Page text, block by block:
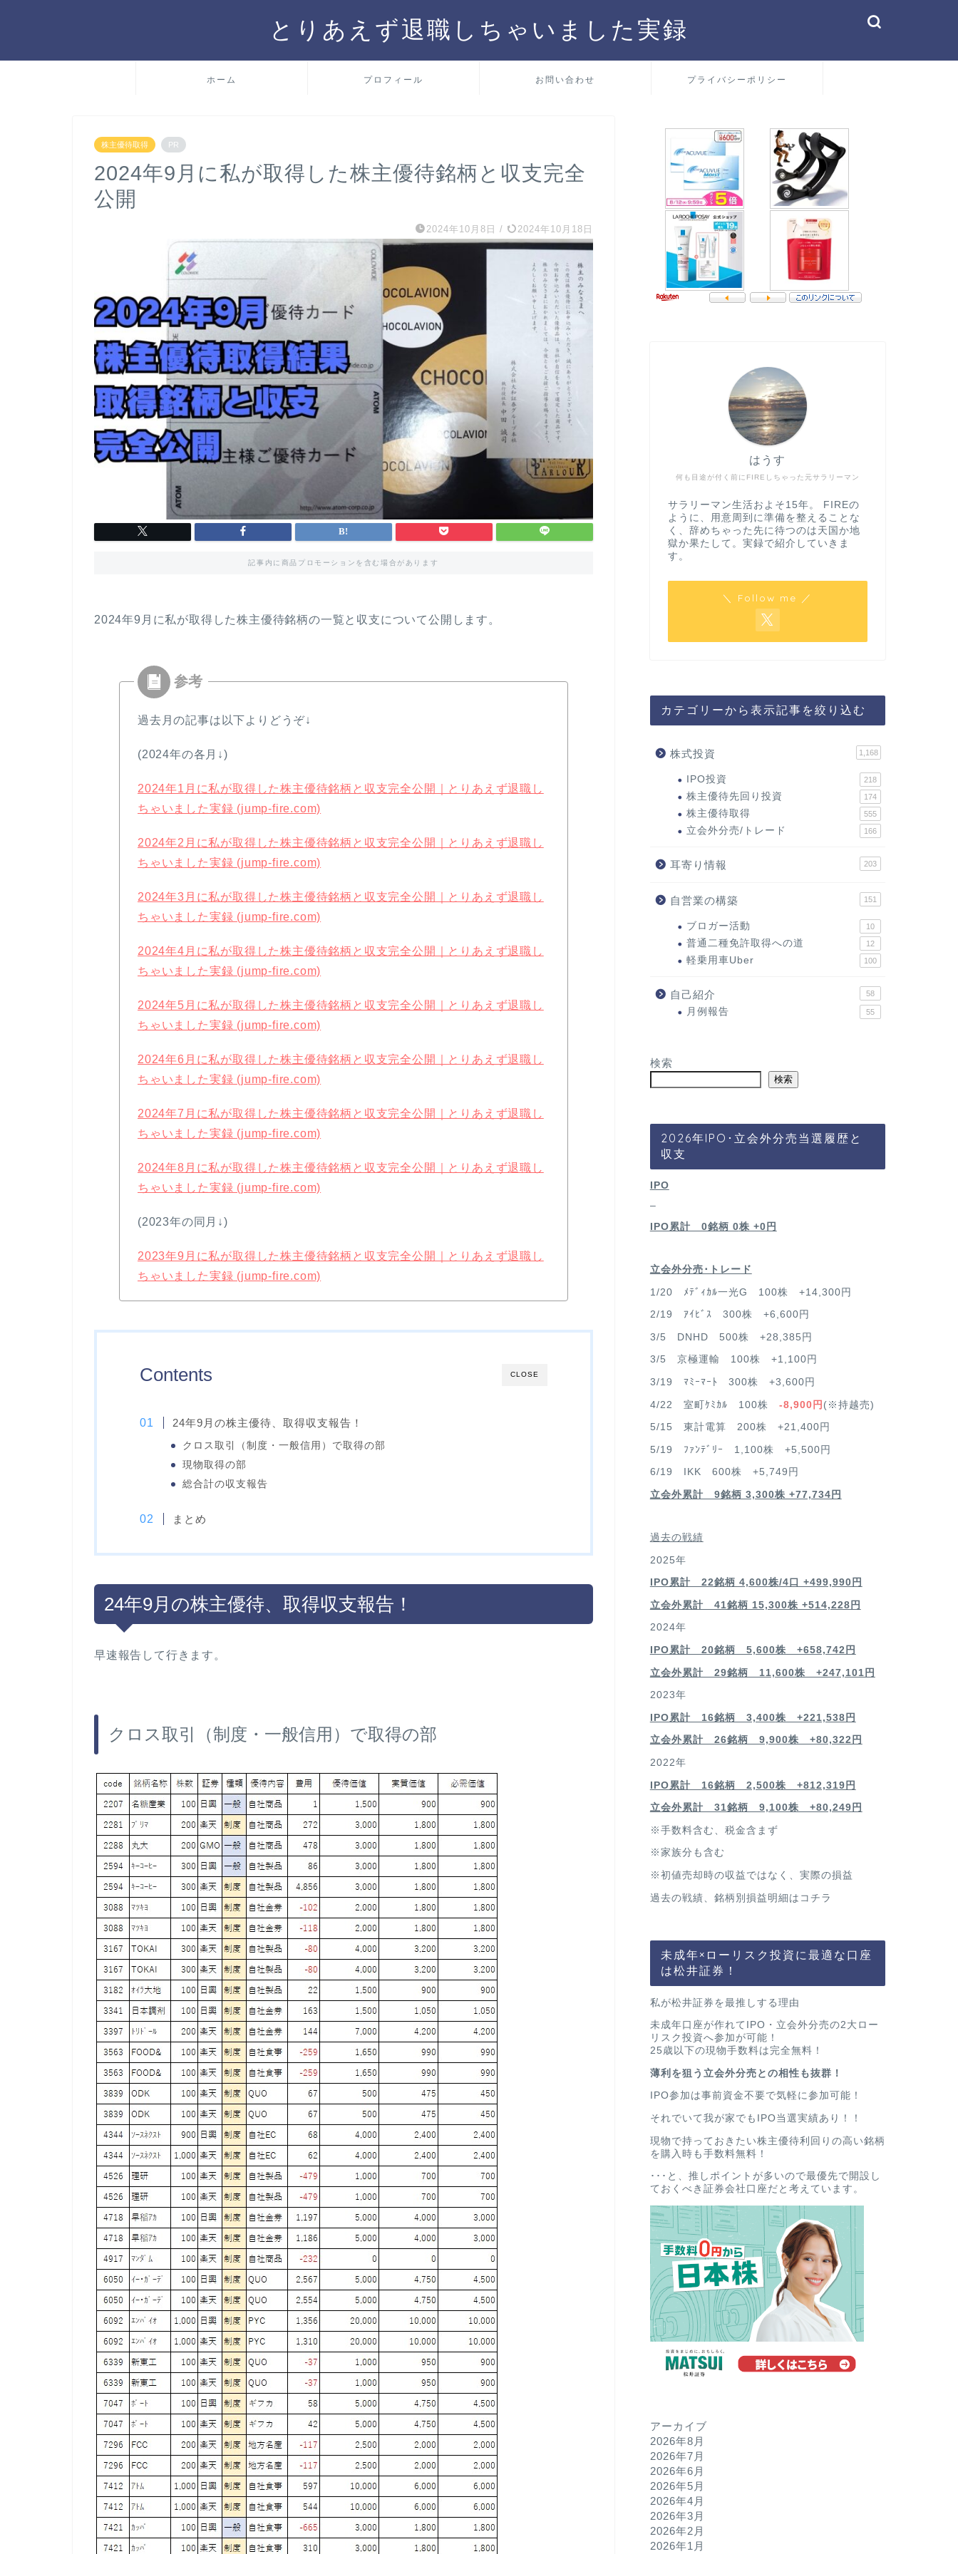
とりあえず退職しちゃいました実録
ホーム プロフィール お問い合わせ プライバシーポリシー
株主優待取得 PR
2024年9月に私が取得した株主優待銘柄と収支完全
公開
2024年10月8日 / 2024年10月18日
記事内に商品プロモーションを含む場合があります
2024年9月に私が取得した株主優待銘柄の一覧と収支について公開します。
過去月の記事は以下よりどうぞ↓
(2024年の各月↓)
2024年1月に私が取得した株主優待銘柄と収支完全公開｜とりあえず退職し
ちゃいました実録 (jump-fire.com)
2024年2月に私が取得した株主優待銘柄と収支完全公開｜とりあえず退職し
ちゃいました実録 (jump-fire.com)
2024年3月に私が取得した株主優待銘柄と収支完全公開｜とりあえず退職し
ちゃいました実録 (jump-fire.com)
2024年4月に私が取得した株主優待銘柄と収支完全公開｜とりあえず退職し
ちゃいました実録 (jump-fire.com)
2024年5月に私が取得した株主優待銘柄と収支完全公開｜とりあえず退職し
ちゃいました実録 (jump-fire.com)
2024年6月に私が取得した株主優待銘柄と収支完全公開｜とりあえず退職し
ちゃいました実録 (jump-fire.com)
2024年7月に私が取得した株主優待銘柄と収支完全公開｜とりあえず退職し
ちゃいました実録 (jump-fire.com)
2024年8月に私が取得した株主優待銘柄と収支完全公開｜とりあえず退職し
ちゃいました実録 (jump-fire.com)
(2023年の同月↓)
2023年9月に私が取得した株主優待銘柄と収支完全公開｜とりあえず退職し
ちゃいました実録 (jump-fire.com)
CLOSE
Contents
24年9月の株主優待、取得収支報告！
クロス取引（制度・一般信用）で取得の部
現物取得の部
総合計の収支報告
まとめ
24年9月の株主優待、取得収支報告！
早速報告して行きます。
クロス取引（制度・一般信用）で取得の部
何も目途が付く前にFIREしちゃった元サラリーマン
はうす
サラリーマン生活およそ15年。 FIREの
ように、用意周到に準備を整えることな
く、辞めちゃった先に待つのは天国か地
獄か果たして。実録で紹介していきま
す。
＼ Follow me ／
カテゴリーから表示記事を絞り込む
株式投資 1,168
IPO投資 218
株主優待先回り投資 174
株主優待取得 555
立会外分売/トレード 166
耳寄り情報 203
自営業の構築 151
ブロガー活動 10
普通二種免許取得への道 12
軽乗用車Uber 100
自己紹介 58
月例報告 55
検索
検索
2026年IPO･立会外分売当選履歴と
収支
IPO
–
IPO累計 0銘柄 0株 +0円
立会外分売･トレード
1/20 ﾒﾃﾞｨｶﾙ一光G 100株 +14,300円
2/19 ｱｲﾋﾞｽ 300株 +6,600円
3/5 DNHD 500株 +28,385円
3/5 京極運輸 100株 +1,100円
3/19 ﾏﾐｰﾏｰﾄ 300株 +3,600円
4/22 室町ｹﾐｶﾙ 100株 -8,900円 (※持越売)
5/15 東計電算 200株 +21,400円
5/19 ﾌｧﾝﾃﾞﾘｰ 1,100株 +5,500円
6/19 IKK 600株 +5,749円
立会外累計 9銘柄 3,300株 +77,734円
過去の戦績
2025年
IPO累計 22銘柄 4,600株/4口 +499,990円
立会外累計 41銘柄 15,300株 +514,228円
2024年
IPO累計 20銘柄 5,600株 +658,742円
立会外累計 29銘柄 11,600株 +247,101円
2023年
IPO累計 16銘柄 3,400株 +221,538円
立会外累計 26銘柄 9,900株 +80,322円
2022年
IPO累計 16銘柄 2,500株 +812,319円
立会外累計 31銘柄 9,100株 +80,249円
※手数料含む、税金含まず
※家族分も含む
※初値売却時の収益ではなく、実際の損益
過去の戦績、銘柄別損益明細は コチラ
未成年×ローリスク投資に最適な口座
は松井証券！
私が松井証券を最推しする理由
未成年口座が作れてIPO・立会外分売の2大ロー
リスク投資へ参加が可能！
25歳以下の現物手数料は完全無料！
薄利を狙う立会外分売との相性も抜群！
IPO参加は事前資金不要で気軽に参加可能！
それでいて我が家でもIPO当選実績あり！！
現物で持っておきたい株主優待利回りの高い銘柄
を購入時も手数料無料！
･･･と、推しポイントが多いので最優先で開設し
ておくべき証券会社口座だと考えています。
アーカイブ
2026年8月
2026年7月
2026年6月
2026年5月
2026年4月
2026年3月
2026年2月
2026年1月